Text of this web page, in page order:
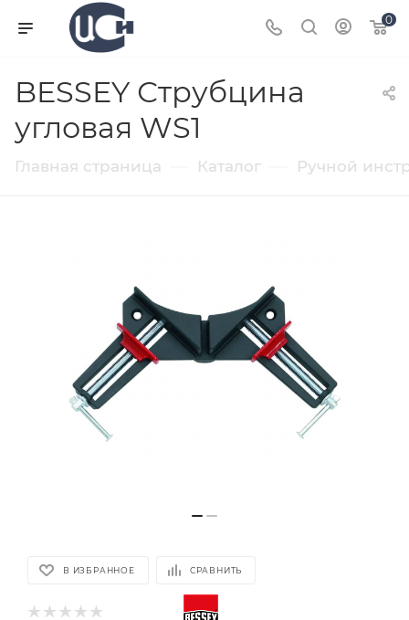
0
BESSEY Струбцина
угловая WS1
Главная страница Каталог Ручной
В ИЗБРАННОЕ СРАВНИТЬ